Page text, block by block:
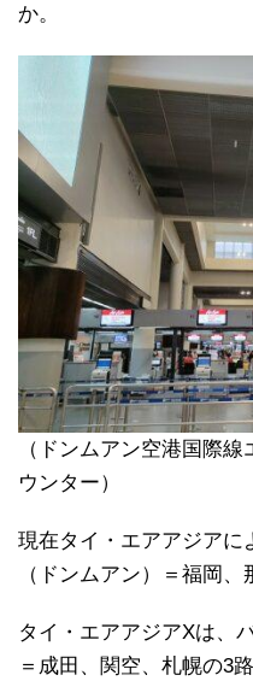
か。
（ドンムアン空港国際
ウンター）
現在タイ・エアアジアに
（ドンムアン）＝福岡、
タイ・エアアジアXは、
＝成田、関空、札幌の3